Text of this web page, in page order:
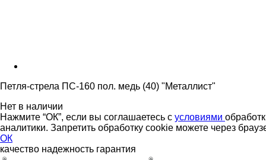
Петля-стрела ПС-160 пол. медь (40) "Металлист"
Нет в наличии
Нажмите “ОК”, если вы соглашаетесь с условиями
аналитики. Запретить обработку cookie можете через
ОК
качество надежность гарантия